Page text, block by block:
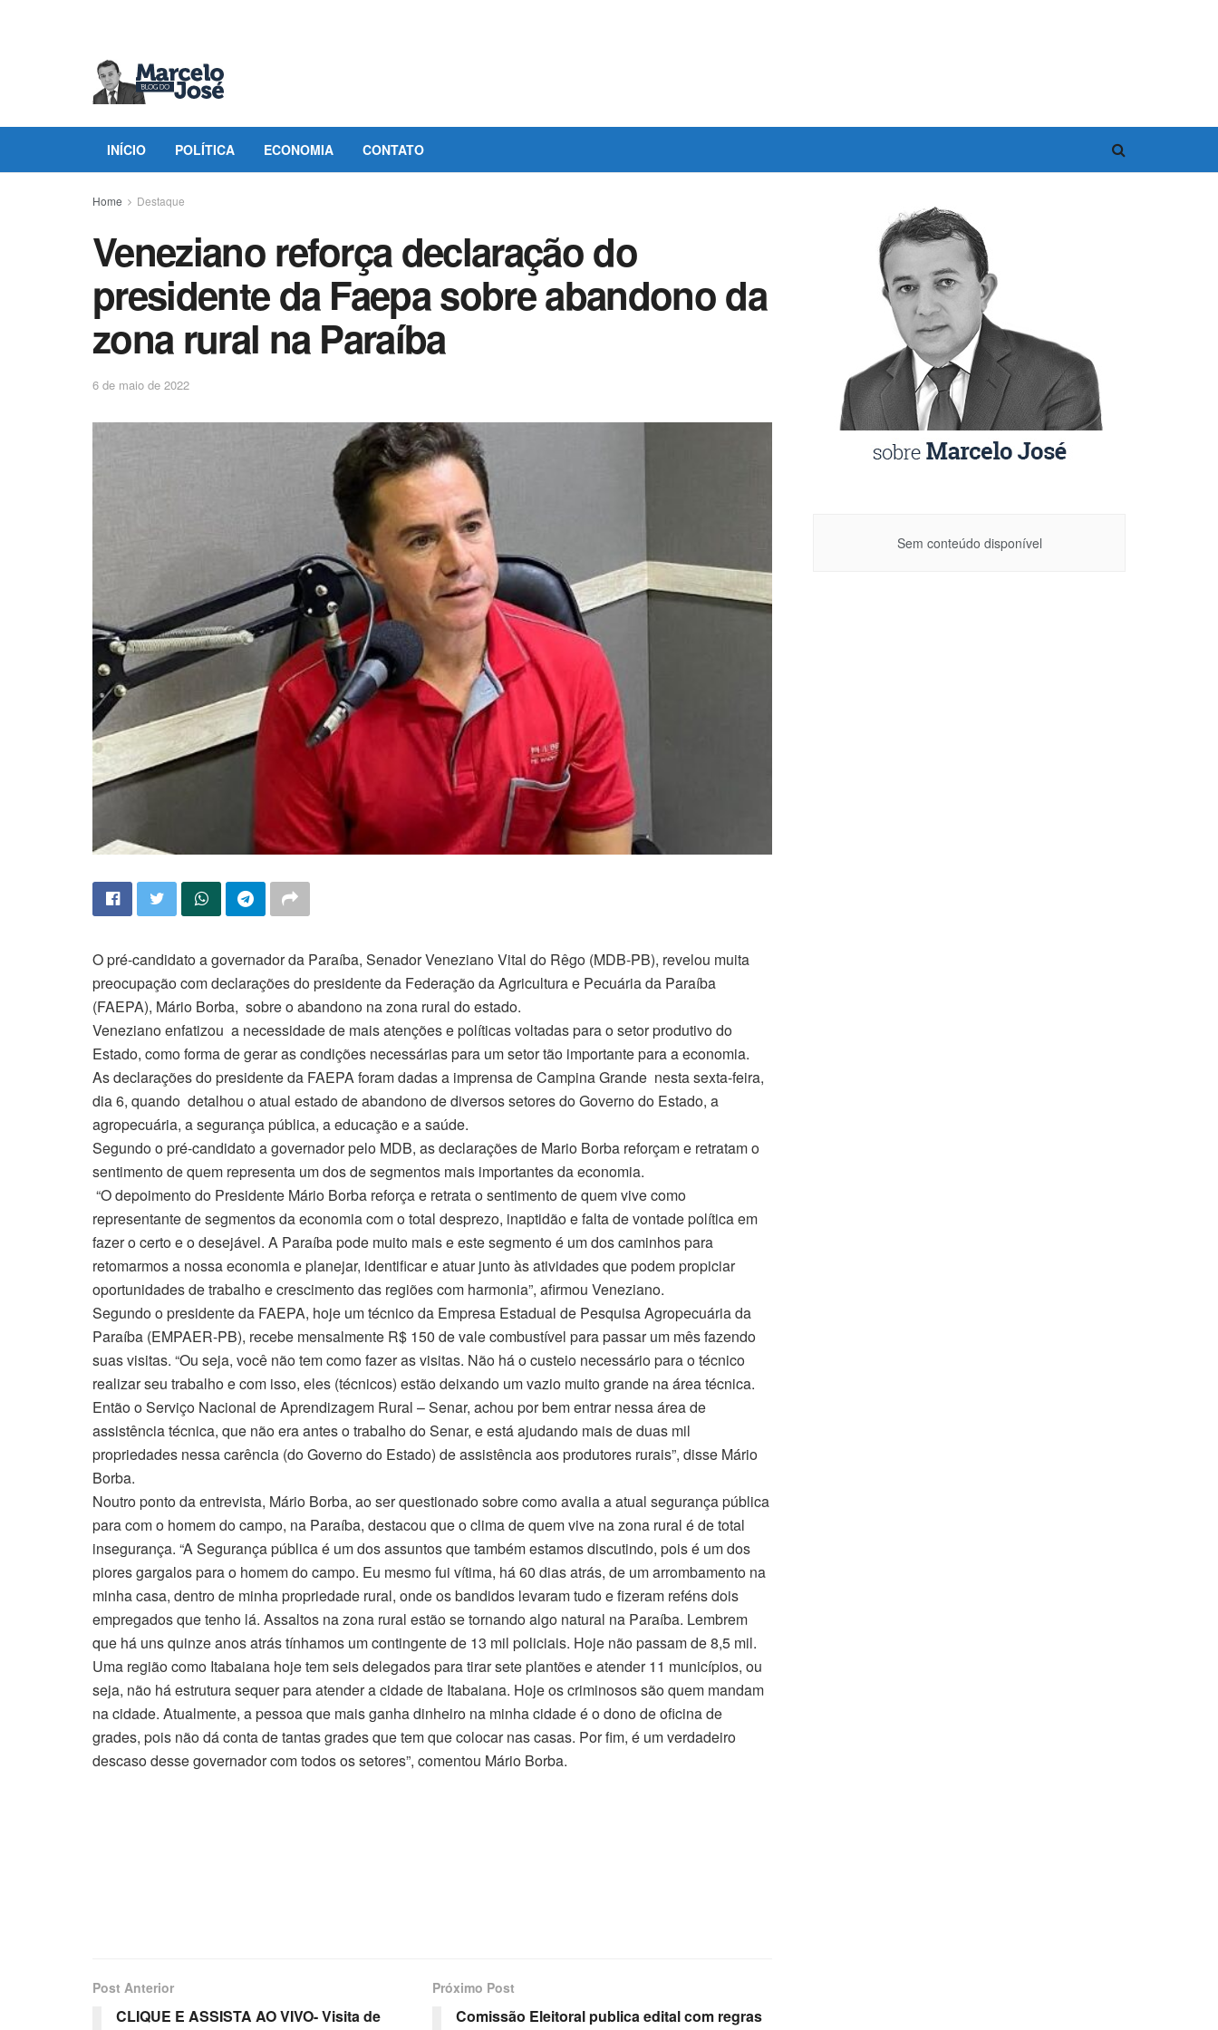
INÍCIO POLÍTICA ECONOMIA CONTATO
Home Destaque
Veneziano reforça declaração do
presidente da Faepa sobre abandono da
zona rural na Paraíba
6 de maio de 2022
O pré-candidato a governador da Paraíba, Senador Veneziano Vital do Rêgo (MDB-PB), revelou muita
preocupação com declarações do presidente da Federação da Agricultura e Pecuária da Paraíba
(FAEPA), Mário Borba, sobre o abandono na zona rural do estado.
Veneziano enfatizou a necessidade de mais atenções e políticas voltadas para o setor produtivo do
Estado, como forma de gerar as condições necessárias para um setor tão importante para a economia.
As declarações do presidente da FAEPA foram dadas a imprensa de Campina Grande nesta sexta-feira,
dia 6, quando detalhou o atual estado de abandono de diversos setores do Governo do Estado, a
agropecuária, a segurança pública, a educação e a saúde.
Segundo o pré-candidato a governador pelo MDB, as declarações de Mario Borba reforçam e retratam o
sentimento de quem representa um dos de segmentos mais importantes da economia.
“O depoimento do Presidente Mário Borba reforça e retrata o sentimento de quem vive como
representante de segmentos da economia com o total desprezo, inaptidão e falta de vontade política em
fazer o certo e o desejável. A Paraíba pode muito mais e este segmento é um dos caminhos para
retomarmos a nossa economia e planejar, identificar e atuar junto às atividades que podem propiciar
oportunidades de trabalho e crescimento das regiões com harmonia”, afirmou Veneziano.
Segundo o presidente da FAEPA, hoje um técnico da Empresa Estadual de Pesquisa Agropecuária da
Paraíba (EMPAER-PB), recebe mensalmente R$ 150 de vale combustível para passar um mês fazendo
suas visitas. “Ou seja, você não tem como fazer as visitas. Não há o custeio necessário para o técnico
realizar seu trabalho e com isso, eles (técnicos) estão deixando um vazio muito grande na área técnica.
Então o Serviço Nacional de Aprendizagem Rural – Senar, achou por bem entrar nessa área de
assistência técnica, que não era antes o trabalho do Senar, e está ajudando mais de duas mil
propriedades nessa carência (do Governo do Estado) de assistência aos produtores rurais”, disse Mário
Borba.
Noutro ponto da entrevista, Mário Borba, ao ser questionado sobre como avalia a atual segurança pública
para com o homem do campo, na Paraíba, destacou que o clima de quem vive na zona rural é de total
insegurança. “A Segurança pública é um dos assuntos que também estamos discutindo, pois é um dos
piores gargalos para o homem do campo. Eu mesmo fui vítima, há 60 dias atrás, de um arrombamento na
minha casa, dentro de minha propriedade rural, onde os bandidos levaram tudo e fizeram reféns dois
empregados que tenho lá. Assaltos na zona rural estão se tornando algo natural na Paraíba. Lembrem
que há uns quinze anos atrás tínhamos um contingente de 13 mil policiais. Hoje não passam de 8,5 mil.
Uma região como Itabaiana hoje tem seis delegados para tirar sete plantões e atender 11 municípios, ou
seja, não há estrutura sequer para atender a cidade de Itabaiana. Hoje os criminosos são quem mandam
na cidade. Atualmente, a pessoa que mais ganha dinheiro na minha cidade é o dono de oficina de
grades, pois não dá conta de tantas grades que tem que colocar nas casas. Por fim, é um verdadeiro
descaso desse governador com todos os setores”, comentou Mário Borba.
Post Anterior
CLIQUE E ASSISTA AO VIVO- Visita de
Próximo Post
Comissão Eleitoral publica edital com regras
Sem conteúdo disponível